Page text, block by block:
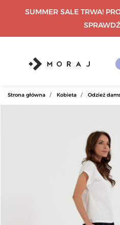
SUMMER SALE TRWA!
Strona główna Kobieta Odzież